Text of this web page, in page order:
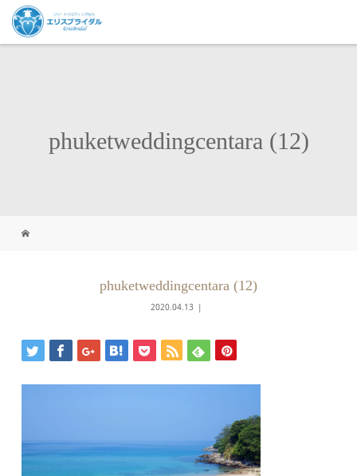
phuketweddingcentara (12)
phuketweddingcentara (12)
2020.04.13